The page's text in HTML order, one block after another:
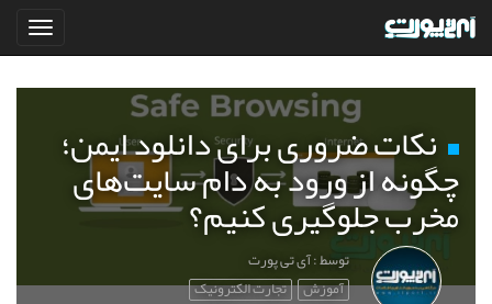
نکات ضروری برای دانلود ایمن؛
چگونه از ورود به دام سایت‌های
مخرب جلوگیری کنیم؟
توسط : آی تی پورت
آموزش تجارت الکترونیک